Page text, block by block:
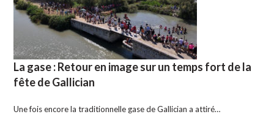
La gase : Retour en image sur un temps fort de la
fête de Gallician
Une fois encore la traditionnelle gase de Gallician a attiré…